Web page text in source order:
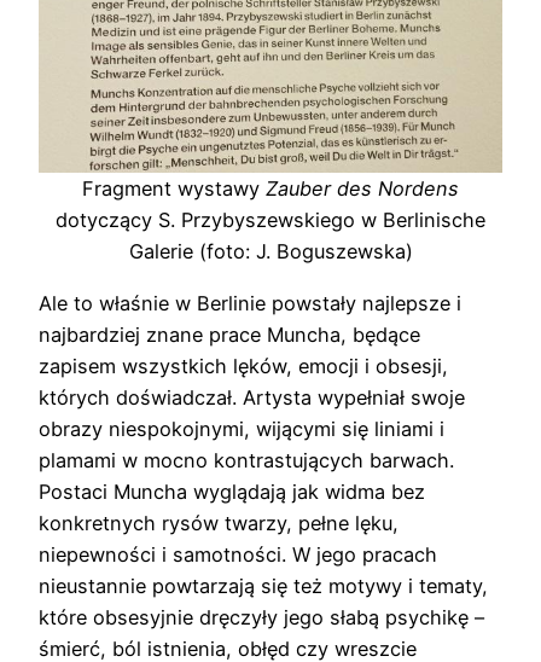
Fragment wystawy Zauber des Nordens
dotyczący S. Przybyszewskiego w Berlinische
Galerie (foto: J. Boguszewska)
Ale to właśnie w Berlinie powstały najlepsze i
najbardziej znane prace Muncha, będące
zapisem wszystkich lęków, emocji i obsesji,
których doświadczał. Artysta wypełniał swoje
obrazy niespokojnymi, wijącymi się liniami i
plamami w mocno kontrastujących barwach.
Postaci Muncha wyglądają jak widma bez
konkretnych rysów twarzy, pełne lęku,
niepewności i samotności. W jego pracach
nieustannie powtarzają się też motywy i tematy,
które obsesyjnie dręczyły jego słabą psychikę –
śmierć, ból istnienia, obłęd czy wreszcie